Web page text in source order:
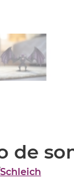
de
Schleich